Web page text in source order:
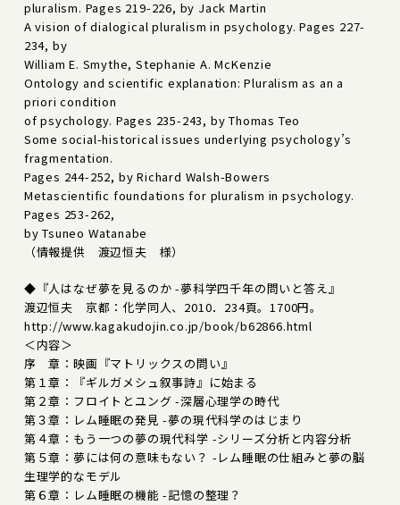
pluralism. Pages 219-226, by Jack Martin
A vision of dialogical pluralism in psychology. Pages 227-
234, by
William E. Smythe, Stephanie A. McKenzie
Ontology and scientific explanation: Pluralism as an a
priori condition
of psychology. Pages 235-243, by Thomas Teo
Some social-historical issues underlying psychology’s
fragmentation.
Pages 244-252, by Richard Walsh-Bowers
Metascientific foundations for pluralism in psychology.
Pages 253-262,
by Tsuneo Watanabe
（情報提供 渡辺恒夫 様）
◆『人はなぜ夢を見るのか -夢科学四千年の問いと答え』
渡辺恒夫 京都：化学同人、2010．234頁。1700円。
http://www.kagakudojin.co.jp/book/b62866.html
＜内容＞
序 章：映画『マトリックスの問い』
第１章：『ギルガメシュ叙事詩』に始まる
第２章：フロイトとユング -深層心理学の時代
第３章：レム睡眠の発見 -夢の現代科学のはじまり
第４章：もう一つの夢の現代科学 -シリーズ分析と内容分析
第５章：夢には何の意味もない？ -レム睡眠の仕組みと夢の脳
生理学的なモデル
第６章：レム睡眠の機能 -記憶の整理？